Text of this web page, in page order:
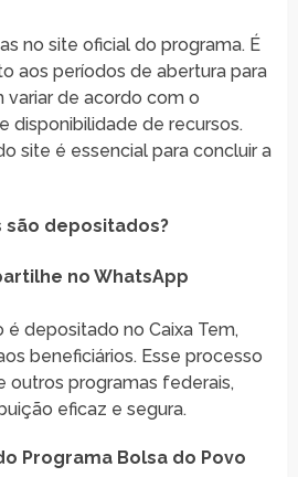
no site oficial do programa. É
aos períodos de abertura para
variar de acordo com o
disponibilidade de recursos.
site é essencial para concluir a
são depositados?
no WhatsApp
depositado no Caixa Tem,
beneficiários. Esse processo
outros programas federais,
eficaz e segura.
Programa Bolsa do Povo